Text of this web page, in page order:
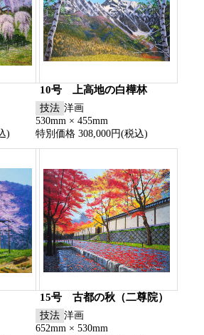
)
10号 上高地の白樺林
技法 洋画
530mm × 455mm
特別価格 308,000円(税込)
15号 古都の秋（二尊院）
技法 洋画
652mm × 530mm